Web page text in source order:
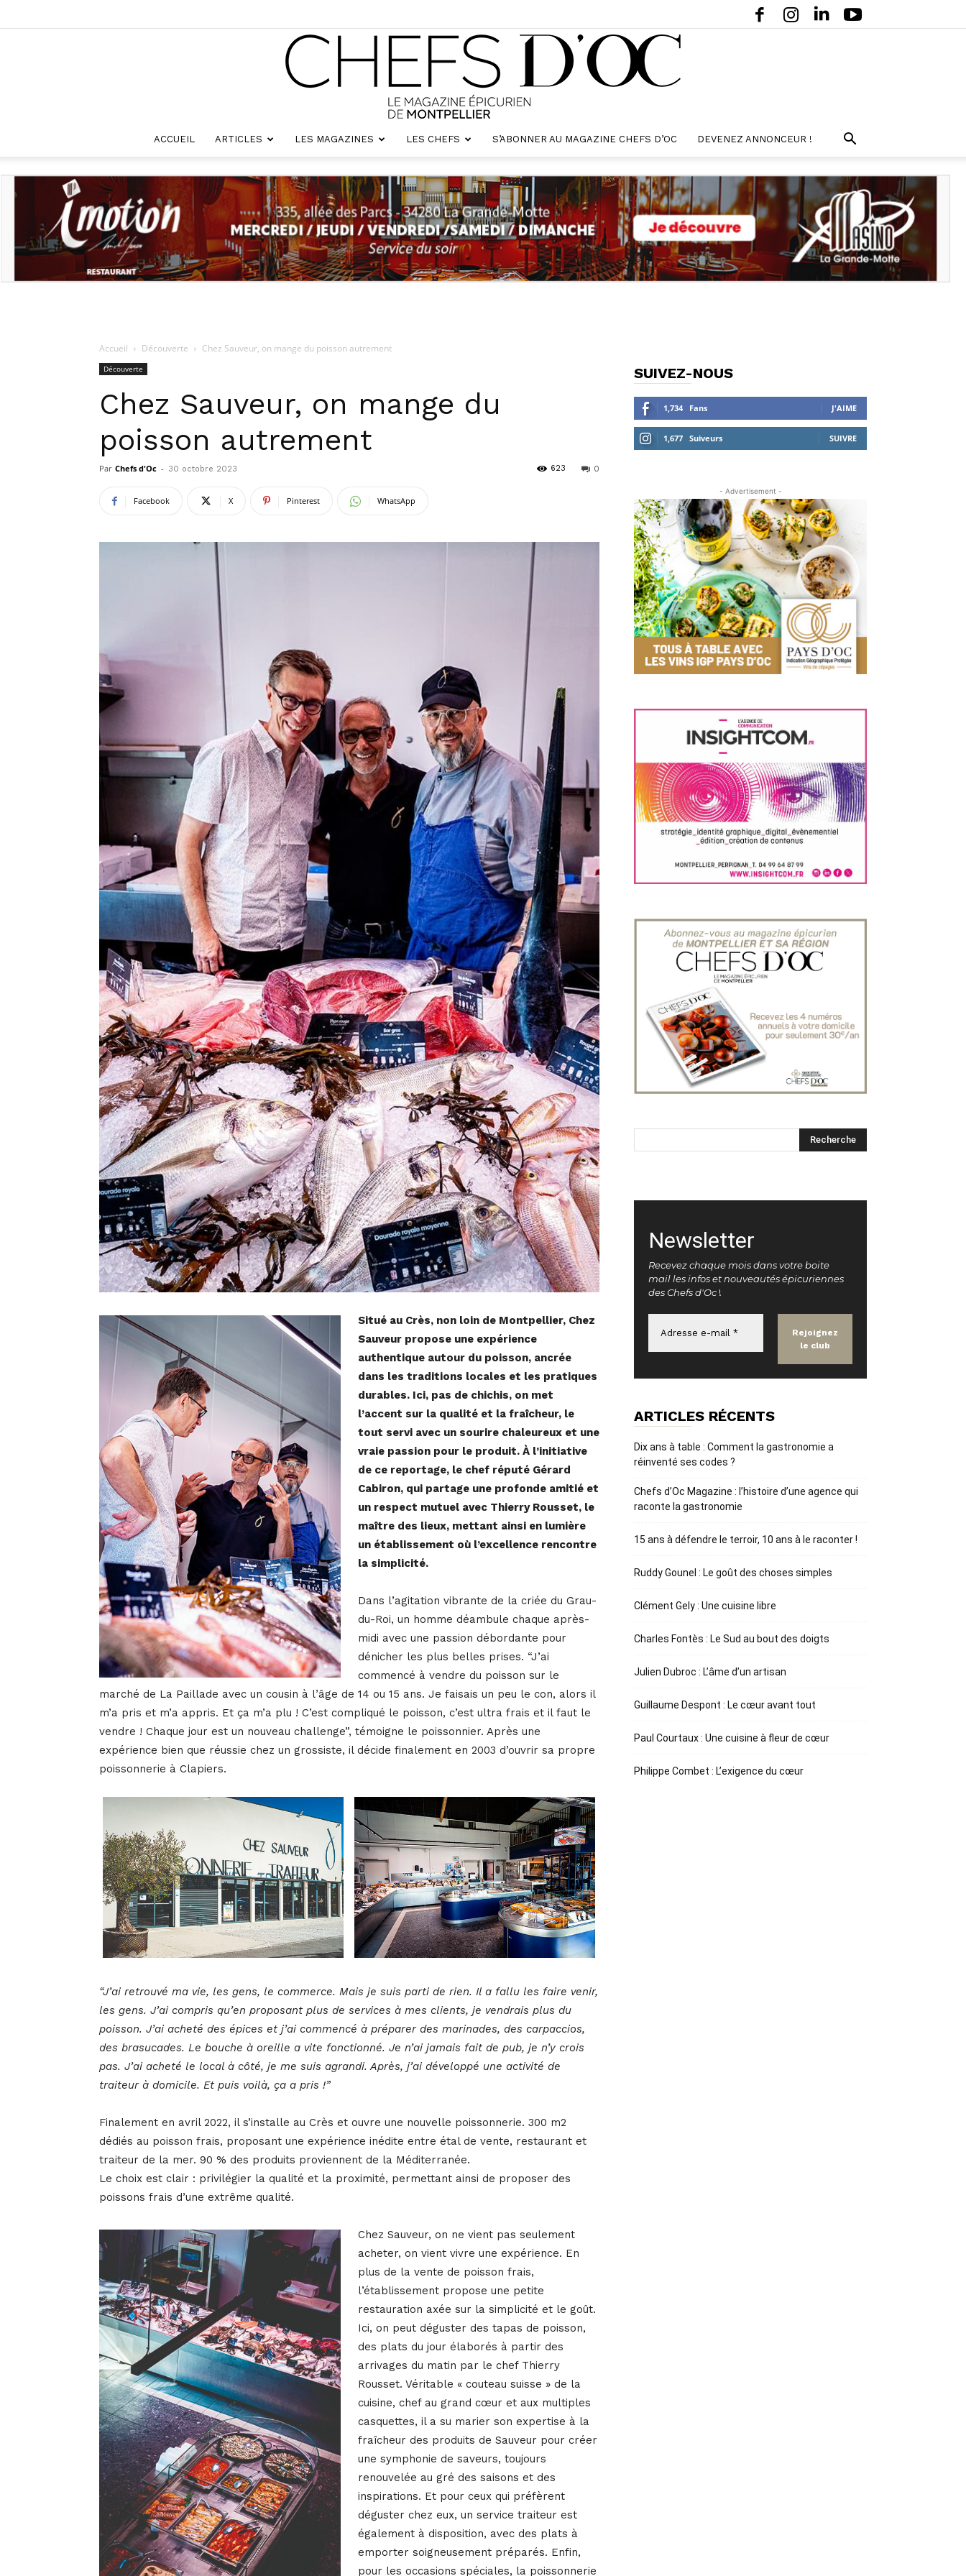
d'oc
ACCUEIL ARTICLES LES MAGAZINES LES CHEFS S’ABONNER AU MAGAZINE CHEFS D’OC DEVENEZ ANNONCEUR !
Accueil Découverte Chez Sauveur, on mange du poisson autrement
Découverte
Chez Sauveur, on mange du
poisson autrement
Par Chefs d'Oc - 30 octobre 2023 0
623
Facebook X Pinterest WhatsApp
Situé au Crès, non loin de Montpellier, Chez
Sauveur propose une expérience
authentique autour du poisson, ancrée
dans les traditions locales et les pratiques
durables. Ici, pas de chichis, on met
l’accent sur la qualité et la fraîcheur, le
tout servi avec un sourire chaleureux et une
vraie passion pour le produit. À l’initiative
de ce reportage, le chef réputé Gérard
Cabiron, qui partage une profonde amitié et
un respect mutuel avec Thierry Rousset, le
maître des lieux, mettant ainsi en lumière
un établissement où l’excellence rencontre
la simplicité.
Dans l’agitation vibrante de la criée du Grau-
du-Roi, un homme déambule chaque après-
midi avec une passion débordante pour
dénicher les plus belles prises. “J’ai
commencé à vendre du poisson sur le
marché de La Paillade avec un cousin à l’âge de 14 ou 15 ans. Je faisais un peu le con, alors il
m’a pris et m’a appris. Et ça m’a plu ! C’est compliqué le poisson, c’est ultra frais et il faut le
vendre ! Chaque jour est un nouveau challenge”, témoigne le poissonnier. Après une
expérience bien que réussie chez un grossiste, il décide finalement en 2003 d’ouvrir sa propre
poissonnerie à Clapiers.
“J’ai retrouvé ma vie, les gens, le commerce. Mais je suis parti de rien. Il a fallu les faire venir,
les gens. J’ai compris qu’en proposant plus de services à mes clients, je vendrais plus du
poisson. J’ai acheté des épices et j’ai commencé à préparer des marinades, des carpaccios,
des brasucades. Le bouche à oreille a vite fonctionné. Je n’ai jamais fait de pub, je n’y crois
pas. J’ai acheté le local à côté, je me suis agrandi. Après, j’ai développé une activité de
traiteur à domicile. Et puis voilà, ça a pris !”
Finalement en avril 2022, il s’installe au Crès et ouvre une nouvelle poissonnerie. 300 m2
dédiés au poisson frais, proposant une expérience inédite entre étal de vente, restaurant et
traiteur de la mer. 90 % des produits proviennent de la Méditerranée.
Le choix est clair : privilégier la qualité et la proximité, permettant ainsi de proposer des
poissons frais d’une extrême qualité.
Chez Sauveur, on ne vient pas seulement
acheter, on vient vivre une expérience. En
plus de la vente de poisson frais,
l’établissement propose une petite
restauration axée sur la simplicité et le goût.
Ici, on peut déguster des tapas de poisson,
des plats du jour élaborés à partir des
arrivages du matin par le chef Thierry
Rousset. Véritable « couteau suisse » de la
cuisine, chef au grand cœur et aux multiples
casquettes, il a su marier son expertise à la
fraîcheur des produits de Sauveur pour créer
une symphonie de saveurs, toujours
renouvelée au gré des saisons et des
inspirations. Et pour ceux qui préfèrent
déguster chez eux, un service traiteur est
également à disposition, avec des plats à
emporter soigneusement préparés. Enfin,
pour les occasions spéciales, la poissonnerie
SUIVEZ-NOUS
1,734 Fans J'AIME
1,677 Suiveurs SUIVRE
- Advertisement -
Newsletter
Recevez chaque mois dans votre boite
mail les infos et nouveautés épicuriennes
des Chefs d'Oc !
ARTICLES RÉCENTS
Dix ans à table : Comment la gastronomie a
réinventé ses codes ?
Chefs d’Oc Magazine : l’histoire d’une agence qui
raconte la gastronomie
15 ans à défendre le terroir, 10 ans à le raconter !
Ruddy Gounel : Le goût des choses simples
Clément Gely : Une cuisine libre
Charles Fontès : Le Sud au bout des doigts
Julien Dubroc : L’âme d’un artisan
Guillaume Despont : Le cœur avant tout
Paul Courtaux : Une cuisine à fleur de cœur
Philippe Combet : L’exigence du cœur